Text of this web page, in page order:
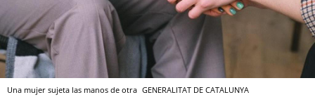
Una mujer sujeta las manos de otra GENERALITAT DE CATALUNYA